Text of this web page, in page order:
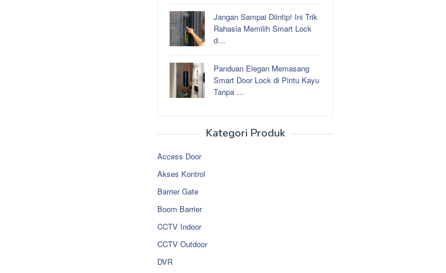
Jangan Sampai Diintip! Ini Trik
Rahasia Memilih Smart Lock
d…
Panduan Elegan Memasang
Smart Door Lock di Pintu Kayu
Tanpa …
Kategori Produk
Access Door
Akses Kontrol
Barrier Gate
Boom Barrier
CCTV Indoor
CCTV Outdoor
DVR